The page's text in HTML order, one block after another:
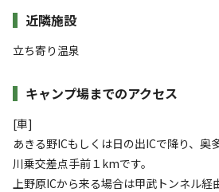
近隣施設
立ち寄り温泉
キャンプ場までのアクセス
[車]
あきる野ICもしくは日の出ICで降り、奥
川乗交差点手前１kmです。
上野原ICから来る場合は甲武トンネル